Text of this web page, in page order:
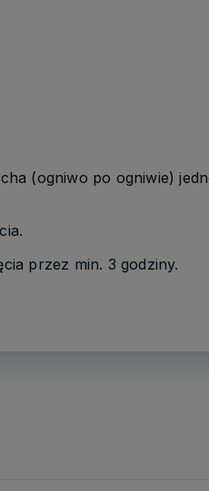
(ogniwo po ogniwie)
przez min. 3 godziny.